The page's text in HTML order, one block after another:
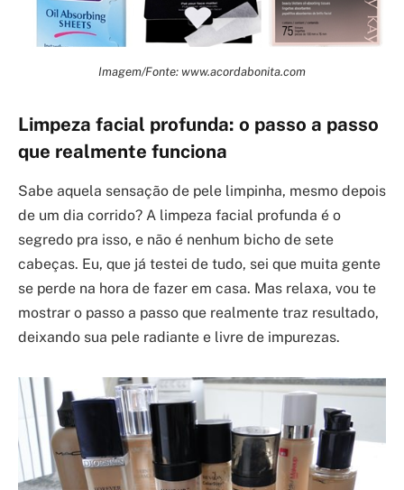
Imagem/Fonte: www.acordabonita.com
Limpeza facial profunda: o passo a passo
que realmente funciona
Sabe aquela sensação de pele limpinha, mesmo depois
de um dia corrido? A limpeza facial profunda é o
segredo pra isso, e não é nenhum bicho de sete
cabeças. Eu, que já testei de tudo, sei que muita gente
se perde na hora de fazer em casa. Mas relaxa, vou te
mostrar o passo a passo que realmente traz resultado,
deixando sua pele radiante e livre de impurezas.